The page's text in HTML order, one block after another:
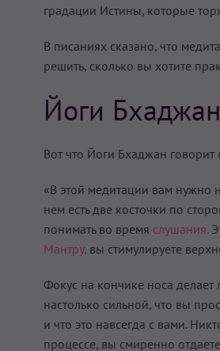
градации Истины, которые
В писаниях сказано, что
решить, сколько вы хотите
Йоги
Вот что Йоги Бхаджан
«В этой медитации вам нужно
нем есть две косточки по
понимать во время слушания.
Мантру, вы стимулируете
Фокус на кончике носа
настолько сильной, что вы
и что это навсегда с вами.
процессе, вы смиренно